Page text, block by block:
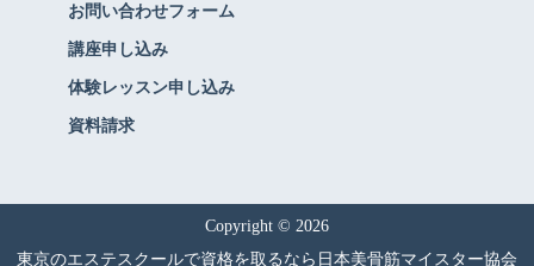
お問い合わせフォーム
講座申し込み
体験レッスン申し込み
資料請求
Copyright © 2026
東京のエステスクールで資格を取るなら日本美骨筋マイスター協会